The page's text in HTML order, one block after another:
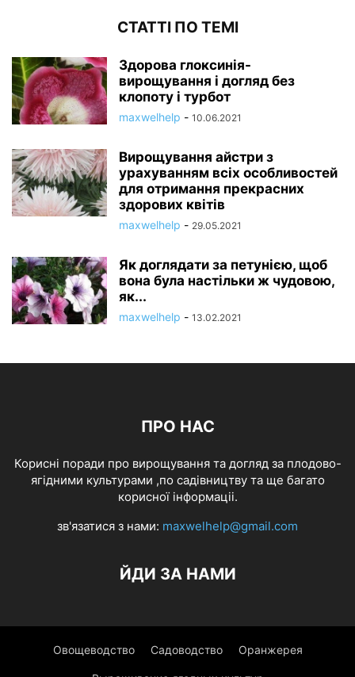
СТАТТІ ПО ТЕМІ
Здорова глоксинія-
вирощування і догляд без
клопоту і турбот
maxwelhelp - 10.06.2021
Вирощування айстри з
урахуванням всіх особливостей
для отримання прекрасних
здорових квітів
maxwelhelp - 29.05.2021
Як доглядати за петунією, щоб
вона була настільки ж чудовою,
як...
maxwelhelp - 13.02.2021
ПРО НАС
Корисні поради про вирощування та догляд за плодово-
ягідними культурами ,по садівництву та ще багато
корисної інформаціі.
зв'язатися з нами: maxwelhelp@gmail.com
ЙДИ ЗА НАМИ
Овощеводство Садоводство Оранжерея